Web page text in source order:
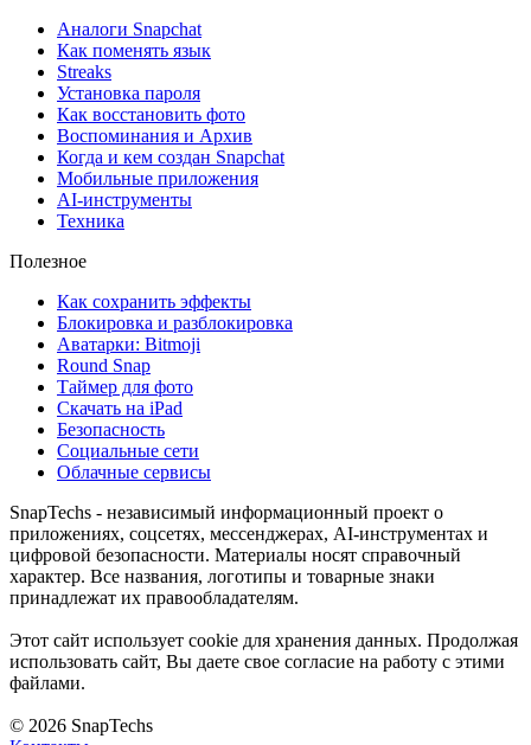
Аналоги Snapchat
Как поменять язык
Streaks
Установка пароля
Как восстановить фото
Воспоминания и Архив
Когда и кем создан Snapchat
Мобильные приложения
AI-инструменты
Техника
Полезное
Как сохранить эффекты
Блокировка и разблокировка
Аватарки: Bitmoji
Round Snap
Таймер для фото
Скачать на iPad
Безопасность
Социальные сети
Облачные сервисы
SnapTechs - независимый информационный проект о
приложениях, соцсетях, мессенджерах, AI-инструментах и
цифровой безопасности. Материалы носят справочный
характер. Все названия, логотипы и товарные знаки
принадлежат их правообладателям.
Этот сайт использует cookie для хранения данных. Продолжая
использовать сайт, Вы даете свое согласие на работу с этими
файлами.
© 2026 SnapTechs